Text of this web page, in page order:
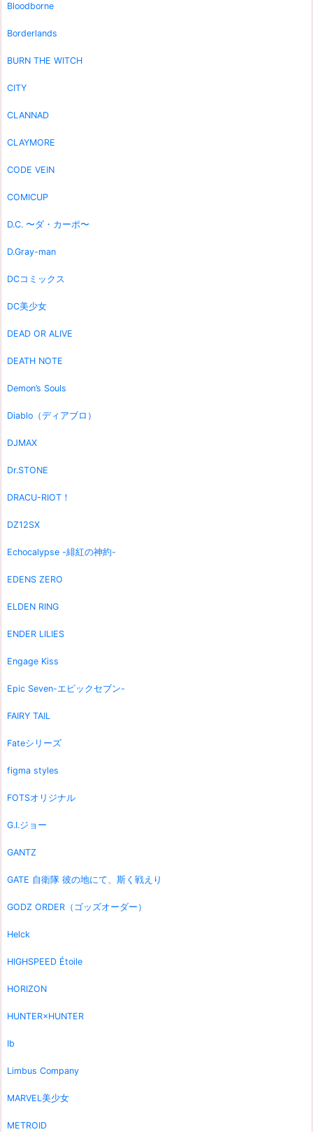
Bloodborne
Borderlands
BURN THE WITCH
CITY
CLANNAD
CLAYMORE
CODE VEIN
COMICUP
D.C. 〜ダ・カーポ〜
D.Gray-man
DCコミックス
DC美少女
DEAD OR ALIVE
DEATH NOTE
Demon’s Souls
Diablo（ディアブロ）
DJMAX
Dr.STONE
DRACU-RIOT！
DZ12SX
Echocalypse -緋紅の神約-
EDENS ZERO
ELDEN RING
ENDER LILIES
Engage Kiss
Epic Seven-エピックセブン-
FAIRY TAIL
Fateシリーズ
figma styles
FOTSオリジナル
G.I.ジョー
GANTZ
GATE 自衛隊 彼の地にて、斯く戦えり
GODZ ORDER（ゴッズオーダー）
Helck
HIGHSPEED Étoile
HORIZON
HUNTER×HUNTER
Ib
Limbus Company
MARVEL美少女
METROID